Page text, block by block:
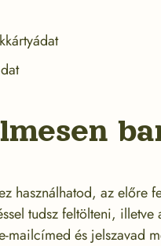
használhatod, az előre
tudsz feltölteni,
mailcímed és jelszavad